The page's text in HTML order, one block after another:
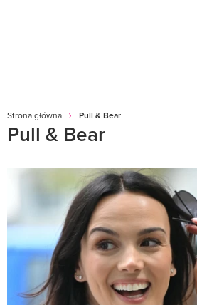
Strona główna Pull & Bear
Pull & Bear